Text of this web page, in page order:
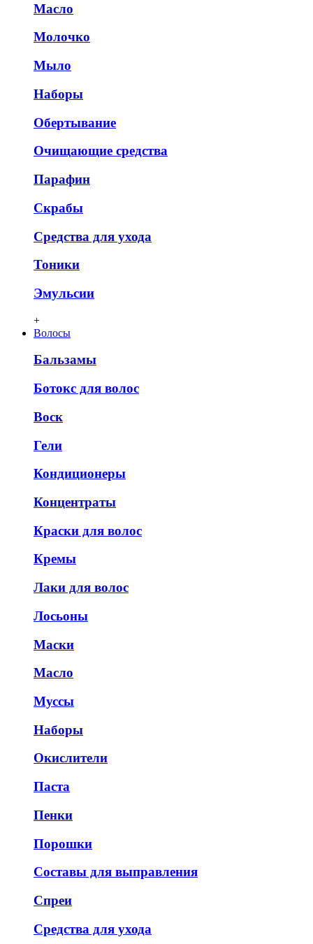
Масло
Молочко
Мыло
Наборы
Обертывание
Очищающие средства
Парафин
Скрабы
Средства для ухода
Тоники
Эмульсии
+
Волосы
Бальзамы
Ботокс для волос
Воск
Гели
Кондиционеры
Концентраты
Краски для волос
Кремы
Лаки для волос
Лосьоны
Маски
Масло
Муссы
Наборы
Окислители
Паста
Пенки
Порошки
Составы для выправления
Спреи
Средства для ухода